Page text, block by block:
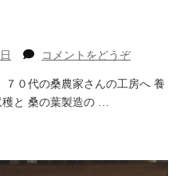
コメントをどうぞ(涙
ろ
７０代の桑農家さんの工房へ 養
と 桑の葉製造の …